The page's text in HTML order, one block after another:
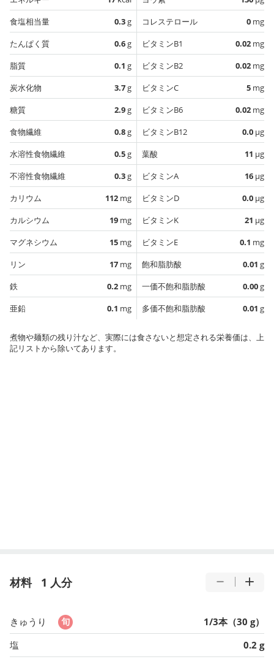
食塩相当量
0.3g
たんぱく質
0.6g
脂質
0.1 g
炭水化物
3.7g
糖質
2.9g
食物繊維
0.8g
水溶性食物繊維
0.5g
不溶性食物繊維
0.3g
カリウム
112 mg
カルシウム
19 mg
マグネシウム
15 mg
リン
17 mg
鉄
0.2 mg
亜鉛
0.1 mg
コレステロール
0 mg
ビタミンB1
0.02 mg
ビタミンB2
0.02 mg
ビタミンC
5 mg
ビタミンB6
0.02 mg
ビタミンB12
0.0 µg
葉酸
11 µg
ビタミンA
16 µg
ビタミンD
0.0 µg
ビタミンK
21 µg
ビタミンE
0.1 mg
飽和脂肪酸
0.01 g
一価不飽和脂肪酸
0.00g
多価不飽和脂肪酸
0.01 g
煮物や麺類の残り汁など、実際には食さないと想定される栄養価は、上
記リストから除いてあります。
材料 1 人分
きゅうり
1/3本（30 g）
塩
0.2 g